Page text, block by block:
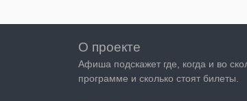
О проекте
Афиша подскажет где, когда и во
программе и сколько стоят билеты.